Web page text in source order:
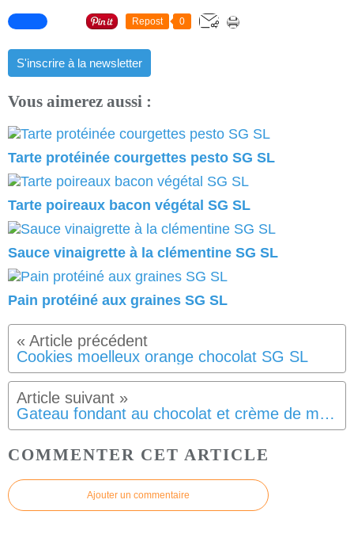
Repost 0
S'inscrire à la newsletter
Vous aimerez aussi :
Tarte protéinée courgettes pesto SG SL
Tarte poireaux bacon végétal SG SL
Sauce vinaigrette à la clémentine SG SL
Pain protéiné aux graines SG SL
Cookies moelleux orange chocolat SG SL
Gateau fondant au chocolat et crème de marrons SG SL
COMMENTER CET ARTICLE
Ajouter un commentaire